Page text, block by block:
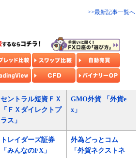
>>最新記事一覧へ
セントラル短資ＦＸ
「ＦＸダイレクトプ
ラス」
GMO外貨 「外貨e
x」
トレイダーズ証券
「みんなのFX」
外為どっとコム
「外貨ネクストネ